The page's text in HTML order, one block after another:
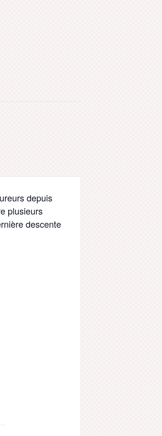
depuis
plusieurs
descente